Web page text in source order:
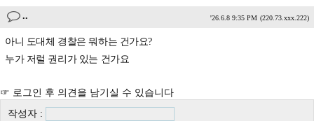
.. '26.6.8 9:35 PM (220.73.xxx.222)
아니 도대체 경찰은 뭐하는 건가요?
누가 저럴 권리가 있는 건가요
☞ 로그인 후 의견을 남기실 수 있습니다
작성자 :